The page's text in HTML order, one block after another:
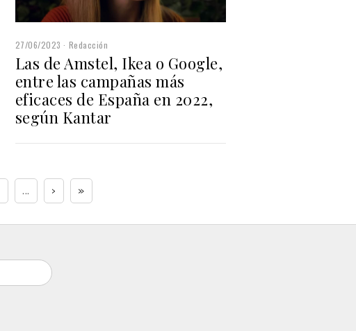
27/06/2023 Redacción
Las de Amstel, Ikea o Google,
entre las campañas más
eficaces de España en 2022,
según Kantar
... › »